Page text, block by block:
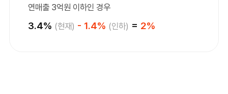
연매출 3억원 이하인 경우
3.4% (현재) - 1.4% (인하) = 2%